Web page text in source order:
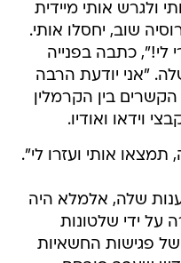
ולגרש אותי מיידית
שוב, יחסלו אותי.
כתבה בפנייה
"אני יודעת הרבה
בין הקרמלין
וידאו ואודיו.
תמצאו אותי ועזרו לי".
שלה, אלמלא היה
על ידי שלטונות
פגישות החשאיות